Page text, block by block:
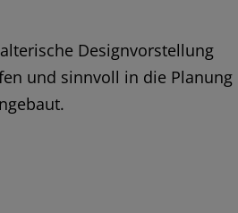
Designvorstellung
und sinnvoll in die Planung